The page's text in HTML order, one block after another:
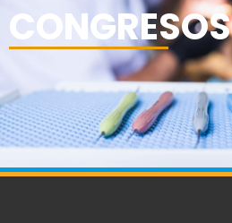
CONGRESOS